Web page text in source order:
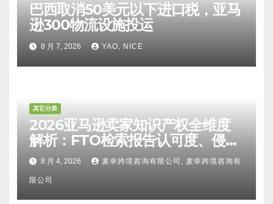
巴西取消50美元以下进口税，亚马
逊300物流设施投运
8 月 7, 2026 YAO, NICE
其它分类
2026亚马逊卖家知识产权全维度
解析：FTO检索报告认可度、侵权
比对区别、TRO应诉方法及服务商
甄选避坑全攻略
8 月 4, 2026 麦幸跨境咨询有限公司, 麦幸跨境咨询有
限公司